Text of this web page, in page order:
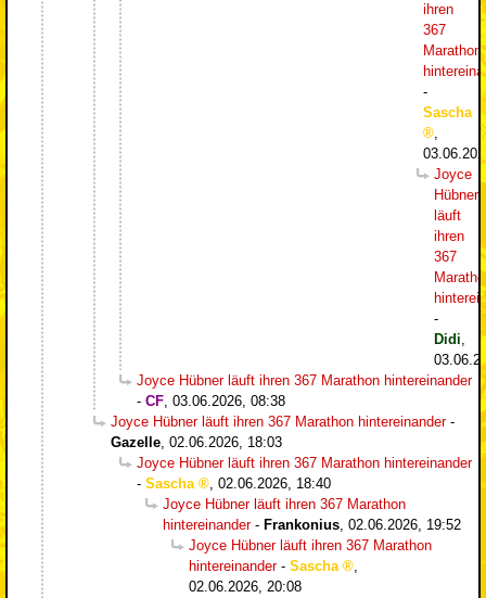
ihren
367
Marathon
-
Sascha
,
Joyce
Hübner
läuft
ihren
367
-
Didi,
Joyce Hübner läuft ihren 367 Marathon hintereinander
- CF, 03.06.2026, 08:38
Joyce Hübner läuft ihren 367 Marathon hintereinander-
Gazelle, 02.06.2026, 18:03
Joyce Hübner läuft ihren 367 Marathon hintereinander
- Sascha , 02.06.2026, 18:40
Joyce Hübner läuft ihren 367 Marathon
hintereinander- Frankonius, 02.06.2026, 19:52
Joyce Hübner läuft ihren 367 Marathon
hintereinander- Sascha
,
02.06.2026, 20:08